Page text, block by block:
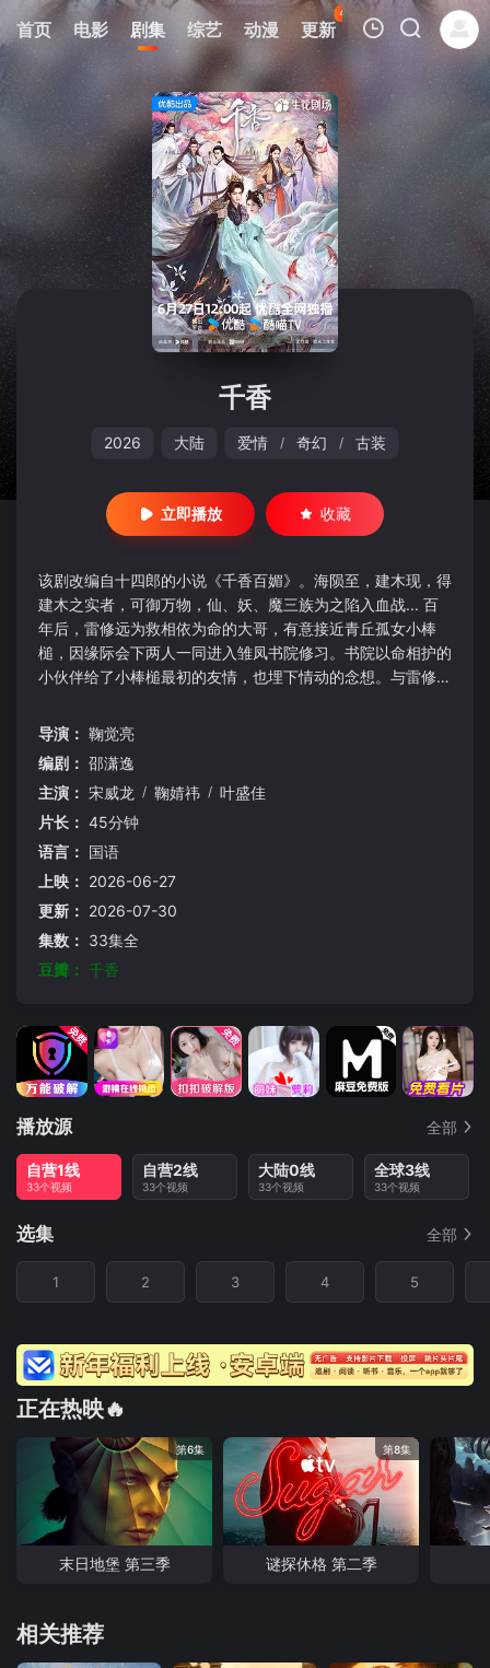
首页 电影 剧集 综艺 动漫 更新
45
热榜 APP
我的观影记录
暂无观看影片的记录
千香
2026 大陆 爱情 / 奇幻 / 古装
立即播放 收藏
该剧改编自十四郎的小说《千香百媚》。海陨至，建木现，得
建木之实者，可御万物，仙、妖、魔三族为之陷入血战... 百
年后，雷修远为救相依为命的大哥，有意接近青丘孤女小棒
槌，因缘际会下两人一同进入雏凤书院修习。书院以命相护的
小伙伴给了小棒槌最初的友情，也埋下情动的念想。与雷修远
近之时，身世之谜也逐步揭开，小棒槌也不断脱胎换骨成了冰
世和来历。雷修远一路生死相随，在众人对异族秘辛的追逐
里，走入雾一般的迷阵。相
导演： 鞠觉亮
编剧： 邵潇逸
主演： 宋威龙 / 鞠婧祎 / 叶盛佳
片长： 45分钟
语言： 国语
上映： 2026-06-27
更新： 2026-07-30
集数： 33集全
豆瓣： 千香
播放源 全部
自营1线
33个视频
自营2线
33个视频
大陆0线
33个视频
全球3线
33个视频
选集 全部
1 2 3 4 5
正在热映🔥
第6集
末日地堡 第三季
第8集
谜探休格 第二季
相关推荐